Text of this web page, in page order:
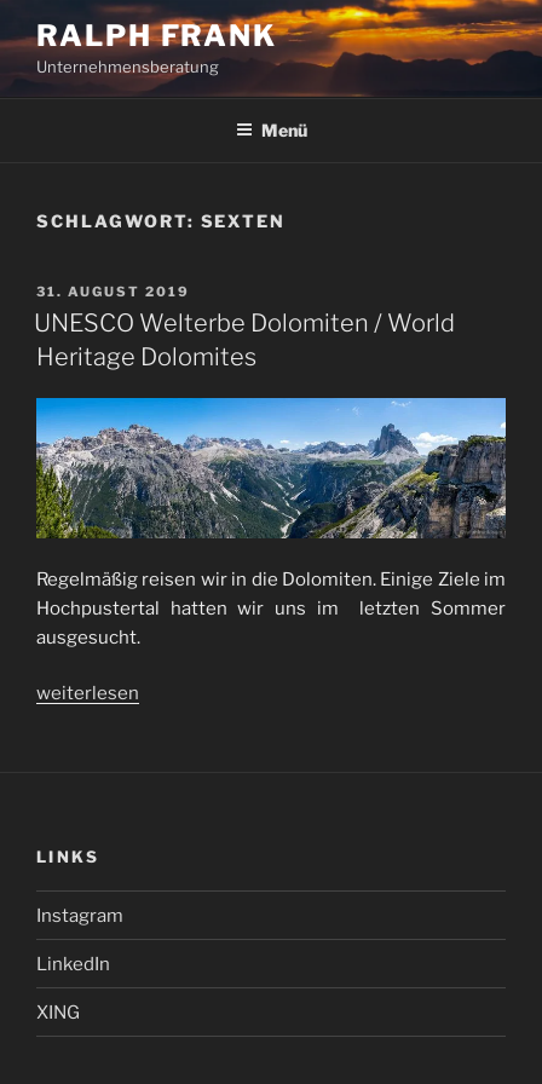
Inhalt
springen
RALPH FRANK
Unternehmensberatung
Menü
SCHLAGWORT: SEXTEN
VERÖFFENTLICHT
AM
31. AUGUST 2019
UNESCO Welterbe Dolomiten / World
Heritage Dolomites
Regelmäßig reisen wir in die Dolomiten. Einige Ziele im
Hochpustertal hatten wir uns im letzten Sommer
ausgesucht.
„UNESCO
Dolomites“
weiterlesen
LINKS
Instagram
LinkedIn
XING